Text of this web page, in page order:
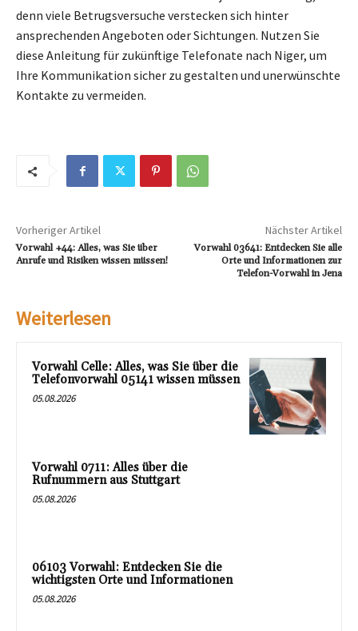
denn viele Betrugsversuche verstecken sich hinter
ansprechenden Angeboten oder Sichtungen. Nutzen Sie
diese Anleitung für zukünftige Telefonate nach Niger, um
Ihre Kommunikation sicher zu gestalten und unerwünschte
Kontakte zu vermeiden.
Vorheriger Artikel
Vorwahl +44: Alles, was Sie über
Anrufe und Risiken wissen müssen!
Nächster Artikel
Vorwahl 03641: Entdecken Sie alle
Orte und Informationen zur
Telefon-Vorwahl in Jena
Weiterlesen
Vorwahl Celle: Alles, was Sie über die
Telefonvorwahl 05141 wissen müssen
05.08.2026
Vorwahl 0711: Alles über die
Rufnummern aus Stuttgart
05.08.2026
06103 Vorwahl: Entdecken Sie die
wichtigsten Orte und Informationen
05.08.2026